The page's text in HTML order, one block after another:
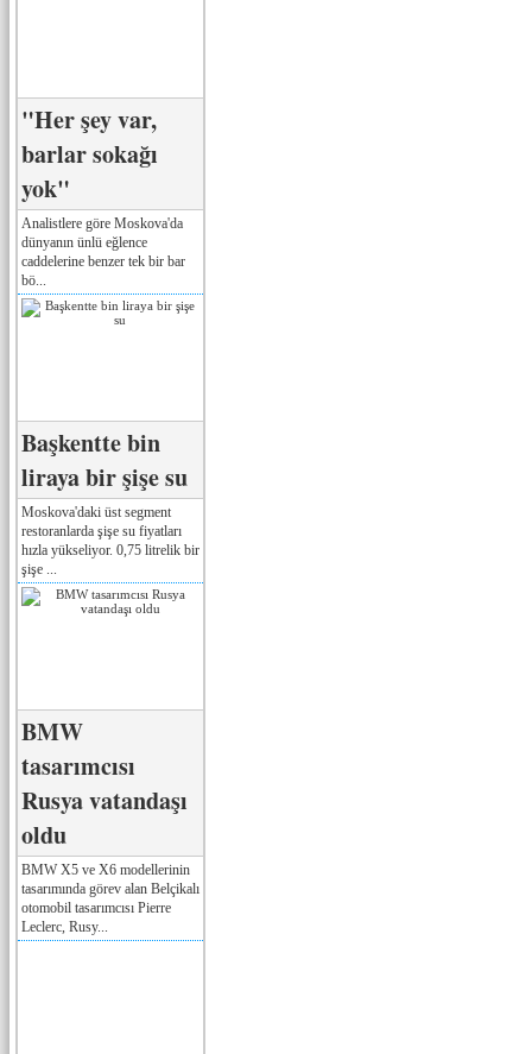
"Her şey var,
barlar sokağı
yok"
Analistlere göre Moskova'da
dünyanın ünlü eğlence
caddelerine benzer tek bir bar
bö...
Başkentte bin
liraya bir şişe su
Moskova'daki üst segment
restoranlarda şişe su fiyatları
hızla yükseliyor. 0,75 litrelik bir
şişe ...
BMW
tasarımcısı
Rusya vatandaşı
oldu
BMW X5 ve X6 modellerinin
tasarımında görev alan Belçikalı
otomobil tasarımcısı Pierre
Leclerc, Rusy...